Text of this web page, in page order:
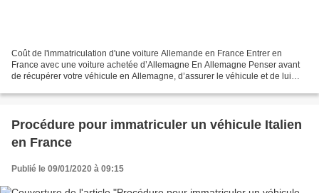
Coût de l'immatriculation d'une voiture Allemande en France Entrer en
France avec une voiture achetée d’Allemagne En Allemagne Penser avant
de récupérer votre véhicule en Allemagne, d’assurer le véhicule et de lui
Procédure pour immatriculer un véhicule Italien
en France
Publié le 09/01/2020 à 09:15